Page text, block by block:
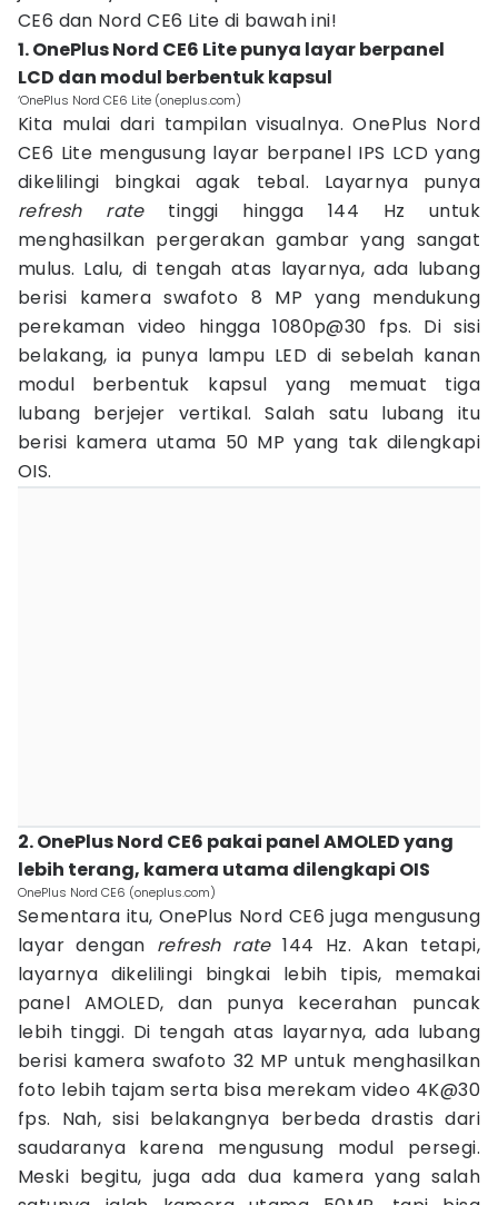
CE6 dan Nord CE6 Lite di bawah ini!
1. OnePlus Nord CE6 Lite punya layar berpanel
LCD dan modul berbentuk kapsul
‘OnePlus Nord CE6 Lite (oneplus.com)
Kita mulai dari tampilan visualnya. OnePlus Nord
CE6 Lite mengusung layar berpanel IPS LCD yang
dikelilingi bingkai agak tebal. Layarnya punya
refresh ratetinggi hingga 144 Hz untuk
menghasilkan pergerakan gambar yang sangat
mulus. Lalu, di tengah atas layarnya, ada lubang
berisi kamera swafoto 8 MP yang mendukung
perekaman video hingga 1080p@30 fps. Di sisi
belakang, ia punya lampu LED di sebelah kanan
modul berbentuk kapsul yang memuat tiga
lubang berjejer vertikal. Salah satu lubang itu
berisi kamera utama 50 MP yang tak dilengkapi
OIS.
2. OnePlus Nord CE6 pakai panel AMOLED yang
lebih terang, kamera utama dilengkapi OIS
OnePlus Nord CE6 (oneplus.com)
Sementara itu, OnePlus Nord CE6 juga mengusung
layar dengan refresh rate144 Hz. Akan tetapi,
layarnya dikelilingi bingkai lebih tipis, memakai
panel AMOLED, dan punya kecerahan puncak
lebih tinggi. Di tengah atas layarnya, ada lubang
berisi kamera swafoto 32 MP untuk menghasilkan
foto lebih tajam serta bisa merekam video 4K@30
fps. Nah, sisi belakangnya berbeda drastis dari
saudaranya karena mengusung modul persegi.
Meski begitu, juga ada dua kamera yang salah